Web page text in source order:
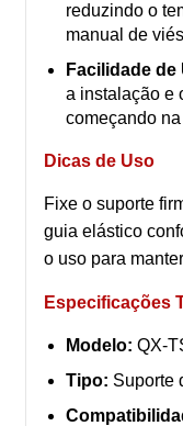
reduzindo o
manual de
Facilidade de
a instalação e
começando
Dicas de Uso
Fixe o suporte
guia elástico
o uso para
Especificações
Modelo: QX-
Tipo: Suporte